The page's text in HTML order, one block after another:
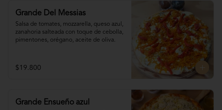
Grande Del Messias
Salsa de tomates, mozzarella, queso azul,
zanahoria salteada con toque de cebolla,
pimentones, orégano, aceite de oliva.
$19.800
Grande Ensueño azul